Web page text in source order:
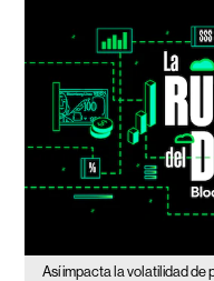
Así impacta la volatilidad de